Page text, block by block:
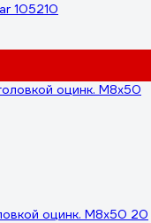
105210
оцинк. М8x50 20